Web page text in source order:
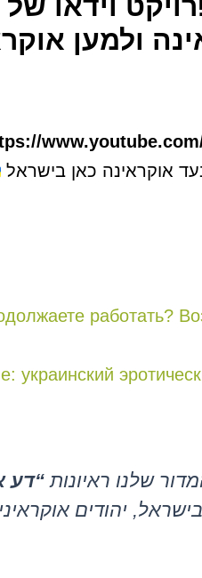
ולמען
אוקראינה כאן בישראל
работать?
украинский
שלנו ראיונות “דע
יהודים